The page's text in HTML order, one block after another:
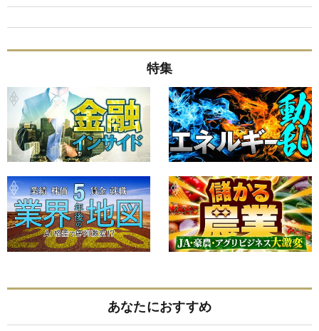
特集
あなたにおすすめ